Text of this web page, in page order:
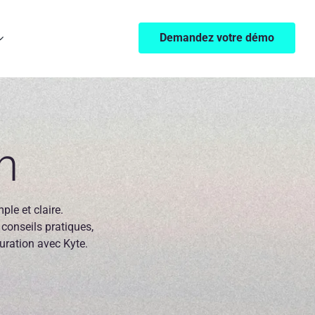
Demandez votre démo
et claire.
pratiques,
avec Kyte.